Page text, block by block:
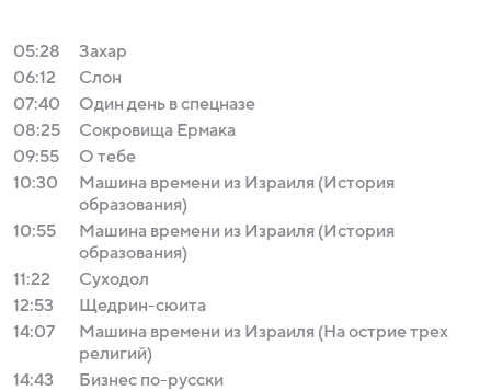
05:28
Захар
06:12
Слон
07:40
Один день в спецназе
08:25
Сокровища Ермака
09:55
О тебе
10:30
Машина времени из Израиля (История
образования)
10:55
Машина времени из Израиля (История
образования)
11:22
Суходол
12:53
Щедрин-сюита
14:07
Машина времени из Израиля (На острие трех
религий)
14:43
Бизнес по-русски